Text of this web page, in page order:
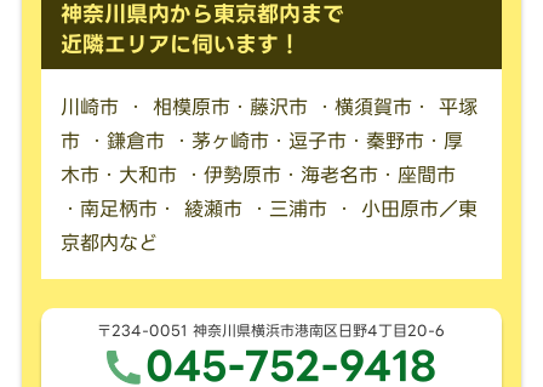
神奈川県内から東京都内まで
近隣エリアに伺います！
川崎市 ・ 相模原市・藤沢市 ・横須賀市・ 平塚
市 ・鎌倉市 ・茅ヶ崎市・逗子市・秦野市・厚
木市・大和市 ・伊勢原市・海老名市・座間市
・南足柄市・ 綾瀬市 ・三浦市 ・ 小田原市／東
京都内など
〒234-0051 神奈川県横浜市港南区日野4丁目20-6
045-752-9418